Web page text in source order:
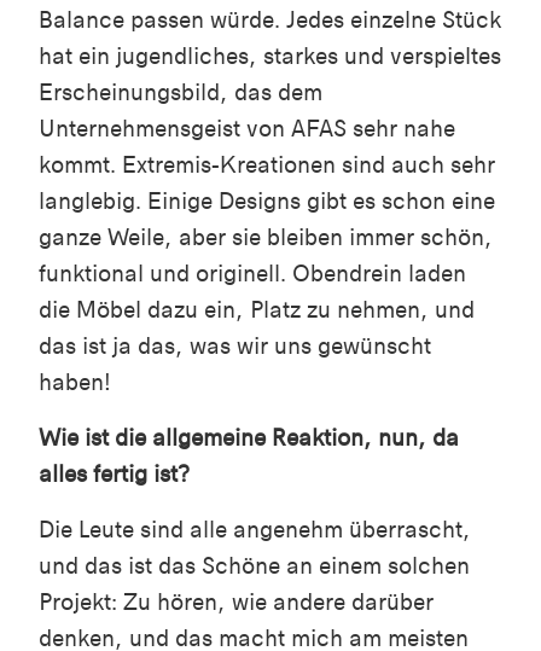
Balance passen würde. Jedes einzelne Stück
hat ein jugendliches, starkes und verspieltes
Erscheinungsbild, das dem
Unternehmensgeist von AFAS sehr nahe
kommt. Extremis-Kreationen sind auch sehr
langlebig. Einige Designs gibt es schon eine
ganze Weile, aber sie bleiben immer schön,
funktional und originell. Obendrein laden
die Möbel dazu ein, Platz zu nehmen, und
das ist ja das, was wir uns gewünscht
haben!
Wie ist die allgemeine Reaktion, nun, da
alles fertig ist?
Die Leute sind alle angenehm überrascht,
und das ist das Schöne an einem solchen
Projekt: Zu hören, wie andere darüber
denken, und das macht mich am meisten